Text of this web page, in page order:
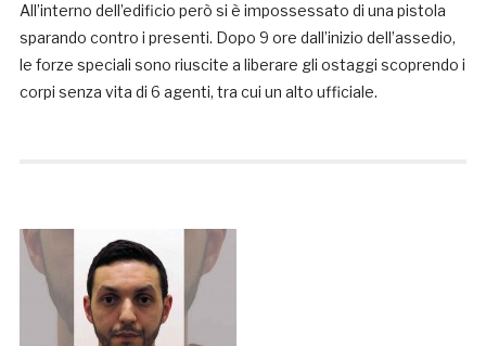
All’interno dell’edificio però si è impossessato di una pistola
sparando contro i presenti. Dopo 9 ore dall’inizio dell’assedio,
le forze speciali sono riuscite a liberare gli ostaggi scoprendo i
corpi senza vita di 6 agenti, tra cui un alto ufficiale.